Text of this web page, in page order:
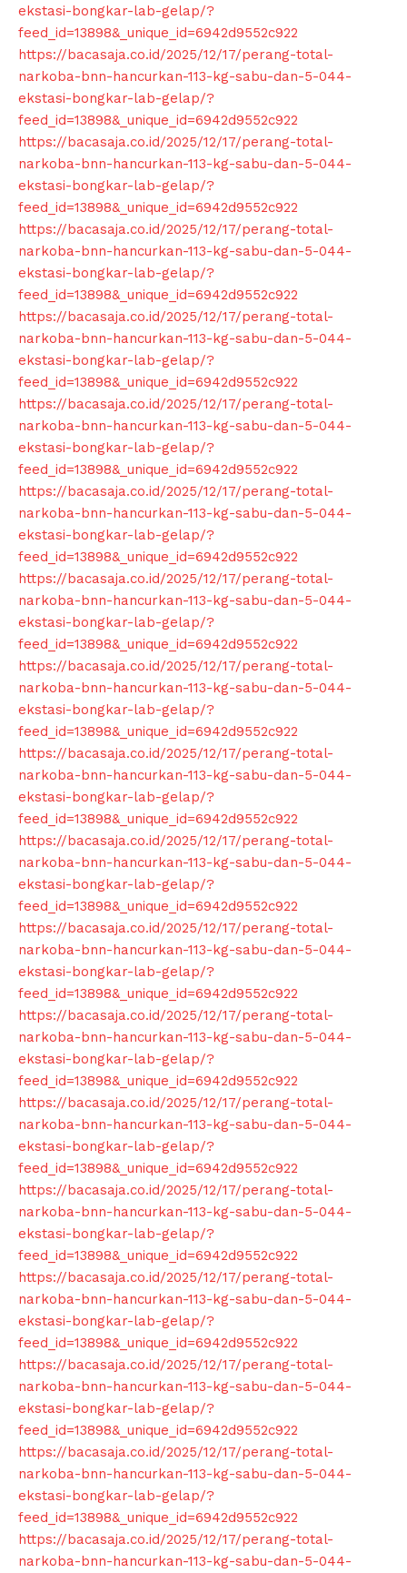
ekstasi-bongkar-lab-gelap/?
feed_id=13898&_unique_id=6942d9552c922
https://bacasaja.co.id/2025/12/17/perang-total-
narkoba-bnn-hancurkan-113-kg-sabu-dan-5-044-
ekstasi-bongkar-lab-gelap/?
feed_id=13898&_unique_id=6942d9552c922
https://bacasaja.co.id/2025/12/17/perang-total-
narkoba-bnn-hancurkan-113-kg-sabu-dan-5-044-
ekstasi-bongkar-lab-gelap/?
feed_id=13898&_unique_id=6942d9552c922
https://bacasaja.co.id/2025/12/17/perang-total-
narkoba-bnn-hancurkan-113-kg-sabu-dan-5-044-
ekstasi-bongkar-lab-gelap/?
feed_id=13898&_unique_id=6942d9552c922
https://bacasaja.co.id/2025/12/17/perang-total-
narkoba-bnn-hancurkan-113-kg-sabu-dan-5-044-
ekstasi-bongkar-lab-gelap/?
feed_id=13898&_unique_id=6942d9552c922
https://bacasaja.co.id/2025/12/17/perang-total-
narkoba-bnn-hancurkan-113-kg-sabu-dan-5-044-
ekstasi-bongkar-lab-gelap/?
feed_id=13898&_unique_id=6942d9552c922
https://bacasaja.co.id/2025/12/17/perang-total-
narkoba-bnn-hancurkan-113-kg-sabu-dan-5-044-
ekstasi-bongkar-lab-gelap/?
feed_id=13898&_unique_id=6942d9552c922
https://bacasaja.co.id/2025/12/17/perang-total-
narkoba-bnn-hancurkan-113-kg-sabu-dan-5-044-
ekstasi-bongkar-lab-gelap/?
feed_id=13898&_unique_id=6942d9552c922
https://bacasaja.co.id/2025/12/17/perang-total-
narkoba-bnn-hancurkan-113-kg-sabu-dan-5-044-
ekstasi-bongkar-lab-gelap/?
feed_id=13898&_unique_id=6942d9552c922
https://bacasaja.co.id/2025/12/17/perang-total-
narkoba-bnn-hancurkan-113-kg-sabu-dan-5-044-
ekstasi-bongkar-lab-gelap/?
feed_id=13898&_unique_id=6942d9552c922
https://bacasaja.co.id/2025/12/17/perang-total-
narkoba-bnn-hancurkan-113-kg-sabu-dan-5-044-
ekstasi-bongkar-lab-gelap/?
feed_id=13898&_unique_id=6942d9552c922
https://bacasaja.co.id/2025/12/17/perang-total-
narkoba-bnn-hancurkan-113-kg-sabu-dan-5-044-
ekstasi-bongkar-lab-gelap/?
feed_id=13898&_unique_id=6942d9552c922
https://bacasaja.co.id/2025/12/17/perang-total-
narkoba-bnn-hancurkan-113-kg-sabu-dan-5-044-
ekstasi-bongkar-lab-gelap/?
feed_id=13898&_unique_id=6942d9552c922
https://bacasaja.co.id/2025/12/17/perang-total-
narkoba-bnn-hancurkan-113-kg-sabu-dan-5-044-
ekstasi-bongkar-lab-gelap/?
feed_id=13898&_unique_id=6942d9552c922
https://bacasaja.co.id/2025/12/17/perang-total-
narkoba-bnn-hancurkan-113-kg-sabu-dan-5-044-
ekstasi-bongkar-lab-gelap/?
feed_id=13898&_unique_id=6942d9552c922
https://bacasaja.co.id/2025/12/17/perang-total-
narkoba-bnn-hancurkan-113-kg-sabu-dan-5-044-
ekstasi-bongkar-lab-gelap/?
feed_id=13898&_unique_id=6942d9552c922
https://bacasaja.co.id/2025/12/17/perang-total-
narkoba-bnn-hancurkan-113-kg-sabu-dan-5-044-
ekstasi-bongkar-lab-gelap/?
feed_id=13898&_unique_id=6942d9552c922
https://bacasaja.co.id/2025/12/17/perang-total-
narkoba-bnn-hancurkan-113-kg-sabu-dan-5-044-
ekstasi-bongkar-lab-gelap/?
feed_id=13898&_unique_id=6942d9552c922
https://bacasaja.co.id/2025/12/17/perang-total-
narkoba-bnn-hancurkan-113-kg-sabu-dan-5-044-